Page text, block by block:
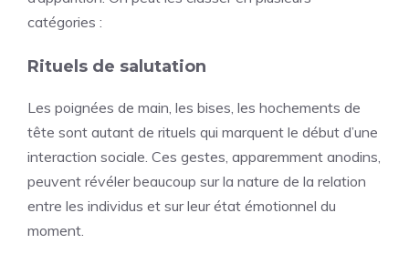
catégories :
Rituels de salutation
Les poignées de main, les bises, les hochements de
tête sont autant de rituels qui marquent le début d’une
interaction sociale. Ces gestes, apparemment anodins,
peuvent révéler beaucoup sur la nature de la relation
entre les individus et sur leur état émotionnel du
moment.